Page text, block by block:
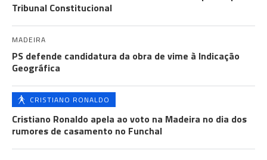
Tribunal Constitucional
MADEIRA
PS defende candidatura da obra de vime à Indicação
Geográfica
CRISTIANO RONALDO
Cristiano Ronaldo apela ao voto na Madeira no dia dos
rumores de casamento no Funchal